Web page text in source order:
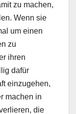
zu machen,
Wenn sie
um einen
zu
ihren
dafür
einzugehen,
machen in
die